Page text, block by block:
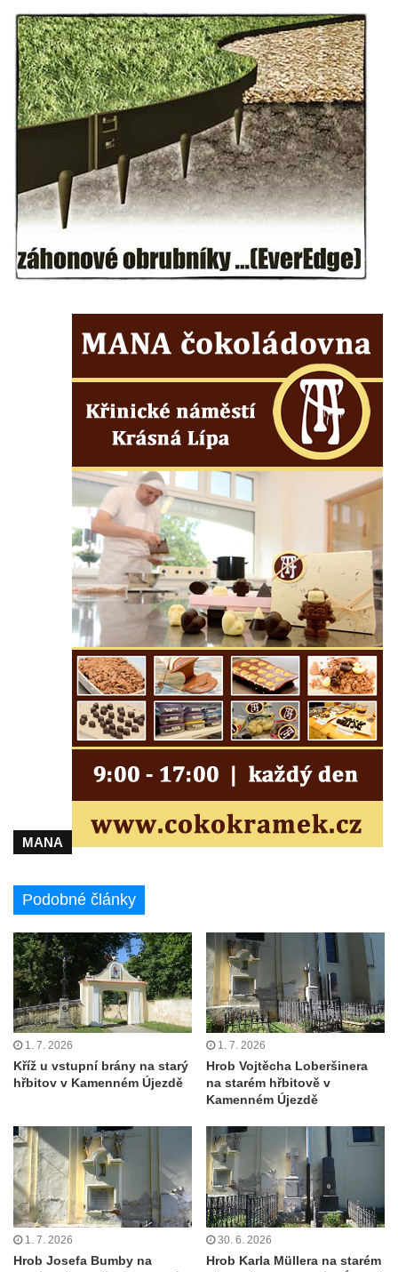
silnice severně od Lužce nad Vltavou
Kenotaf Alfeda Harnische na hřbitově v
Hrobčicích
Pomník obětem válek v Hrobčicích
Pomník obětem válek v Mirošovicích
Hrob vojáků Rudé armády na hřbitově v
Račicích
Hrob Jiřího Dovhomilji na hřbitově v
Račicích
Hrob Antonína Medáčka na hřbitově v
Račicích
Pomník obětem válek na hřbitově v Dobříni
Pomník obětem 1. světové války v Lužici
Kenotaf Josefa Matese na hřbitově v Lužici
Pamětní deska Giuseppe Capella na
Kenotaf Emila Miksche na hřbitově v Lužici
Kenotaf Antonína Krause na hřbitově v
Lužici
Pomník vojákům Rudé armády na hřbitově
v Kozlech
Pamětní deska pochodu smrti v Saupsdorfu
Pomník obětem 2. světové války v parku
Walthera von der Vogelweide v Duchcově
Památník obětem holokaustu v Lipové ulici
v Duchcově
Pomník obětem válek v Jeníkově
Pamětní deska obětem 1. světové války na
Pomník obětem 2. světové války v parku v
Mikulášovicích
ulici U Plovárny ve Frýdlantu
Pamětní deska Rumburské vzpoury na
Základní škole Tyršova v Rumburku
Socha Nepokořený v parku Rumburské
vzpoury v Rumburku
Pamětní deska obětem holokaustu u
židovského hřbitova v Kovanicích
Pamětní deska legionářům na Obecním
úřadě v Kovanicích
Kovanicích
Pomník obětem válek v Kněževsi
Pamětní deska Rudé armádě na radnici v
Trutnově
MANA
Podobné články
1. 7. 2026
Kříž u vstupní brány na starý
hřbitov v Kamenném Újezdě
1. 7. 2026
Hrob Vojtěcha Loberšinera
na starém hřbitově v
Kamenném Újezdě
1. 7. 2026
Hrob Josefa Bumby na
30. 6. 2026
Hrob Karla Müllera na starém